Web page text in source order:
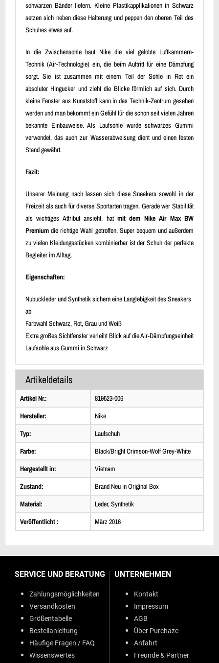
schwarzen Bänder liefern. Kleine Plastikapplikationen in Schwarz
setzen sich neben diese Halterung und peppen den oberen Teil des
Schuhes etwas auf.
In die Zwischensohle baut Nike die viel gelobte Luftkammern-
Technik (Air-Technologie) ein, die beim Auftritt für eine Dämpfung
sorgt. Sie ist zusammen mit einem Teil der Sohle in Rot ein
absoluter Hingucker und zieht die Blicke förmlich auf sich. Durch
kleine Fenster aus Kunststoff kann in das Technik-Zentrum gesehen
werden und man bekommt ein Gefühl für die schon seit vielen Jahren
bekannte Einbauweise. Als Laufsohle wurde schwarzes Gummi
verwendet, das auch zur Wasserabweisung dient und einen festen
Stand gewährt.
Fazit:
Unserer Meinung nach lassen sich diese Sneakers sowohl in der
Freizeit als auch für diverse Sportarten tragen. Gerade wer Stabilität
als wichtiges Attribut ansieht, hat mit dem Nike Air Max BW
Premium die richtige Wahl getroffen. Super bequem und außerdem
zu vielen Kleidungsstücken kombinierbar ist der Schuh der perfekte
Begleiter im Alltag.
Eigenschaften:
Nubuckleder und Synthetik sichern eine Langlebigkeit des Sneakers
ab
Farbwahl Schwarz, Rot, Grau und Weiß
Extra großes Sichtfenster verleiht Blick auf die Air-Dämpfungseinheit
Laufsohle aus Gummi in Schwarz
Artikeldetails
Artikel Nr.:
819523-006
Hersteller:
Nike
Typ:
Laufschuh
Farbe:
Black/Bright Crimson-Wolf Grey-White
Hergestellt in:
Vietnam
Zustand:
Brand Neu in Original Box
Material:
Leder, Synthetik
Veröffentlicht :
März 2016
SERVICE UND BERATUNG
Zahlungsmöglichkeiten
Versandkosten
Größentabelle
Bestellanleitung
Häufige Fragen / FAQ
Wissenswertes
UNTERNEHMEN
Kontakt
Impressum
AGB
Über Purchaze
Anfahrt
Freunde & Partner